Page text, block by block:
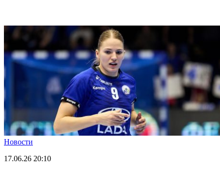
Новости
17.06.26 20:10